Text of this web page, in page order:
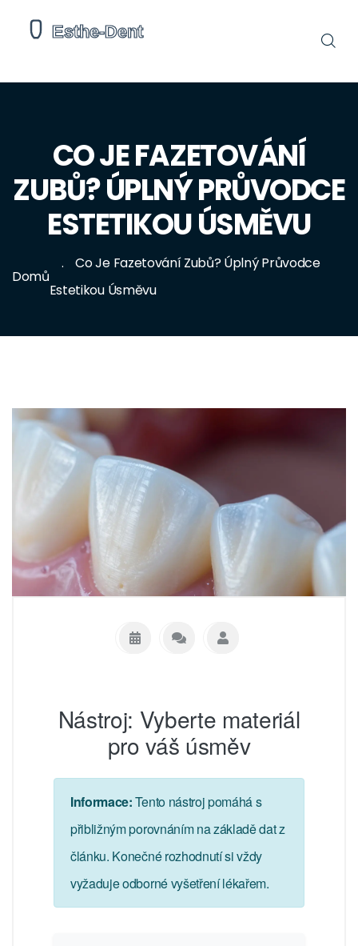
CO JE FAZETOVÁNÍ
ZUBŮ? ÚPLNÝ PRŮVODCE
ESTETIKOU ÚSMĚVU
Domů
Co Je Fazetování Zubů? Úplný Průvodce
Estetikou Úsměvu
Nástroj: Vyberte materiál
pro váš úsměv
Informace:Tento nástroj pomáhá s
přibližným porovnáním na základě dat z
článku. Konečné rozhodnutí si vždy
vyžaduje odborné vyšetření lékařem.